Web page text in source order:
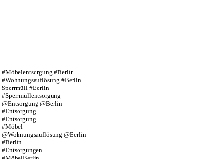
#Möbelentsorgung #Berlin
#Wohnungsauflösung #Berlin
Sperrmüll #Berlin
#Sperrmüllentsorgung
@Entsorgung @Berlin
#Entsorgung
#Entsorgung
#Möbel
@Wohnungsauflösung @Berlin
#Berlin
#Entsorgungen